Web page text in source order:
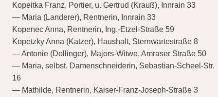
Kopeitka Franz, Portier, u. Gertrud (Krauß), Innrain 33
— Maria (Landerer), Rentnerin, Innrain 33
Kopenec Anna, Rentnerin, Ing.-Etzel-Straße 59
Kopetzky Anna (Katzer), Haushalt, Sternwartestraße 8
— Antonie (Dollinger), Majors-Witwe, Amraser Straße 50
— Maria, selbst. Damenschneiderin, Sebastian-Scheel-Str.
16
— Mathilde, Rentnerin, Kaiser-Franz-Joseph-Straße 3